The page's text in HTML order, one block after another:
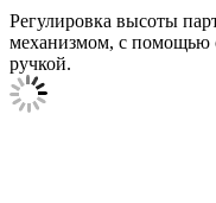
Регулировка высоты
механизмом, с помощью
ручкой.